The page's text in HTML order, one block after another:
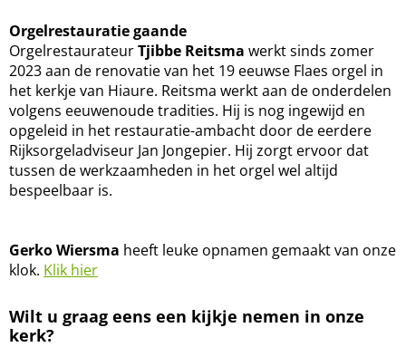
Orgelrestauratie gaande
OrgelrestaurateurTjibbe Reitsma werkt sinds zomer
2023 aan de renovatie van het 19 eeuwse Flaes orgel in
het kerkje van Hiaure. Reitsma werkt aan de onderdelen
volgens eeuwenoude tradities. Hij is nog ingewijd en
opgeleid in het restauratie-ambacht door de eerdere
Rijksorgeladviseur Jan Jongepier. Hij zorgt ervoor dat
tussen de werkzaamheden in het orgel wel altijd
bespeelbaar is.
Gerko Wiersma heeft leuke opnamen gemaakt van onze
klok. Klik hier
Wilt u graag eens een kijkje nemen in onze
kerk?